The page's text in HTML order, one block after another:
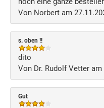
Von Norbert am
s. oben !!
dito
Von Dr. Rudolf Vetter am
Gut